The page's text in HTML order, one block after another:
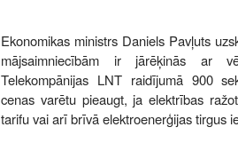
Ekonomikas ministrs Daniels Pavļuts
mājsaimniecībām ir jārēķinās ar
Telekompānijas LNT raidījumā 900
cenas varētu pieaugt, ja elektrības
tarifu vai arī brīvā elektroenerģijas tirgus